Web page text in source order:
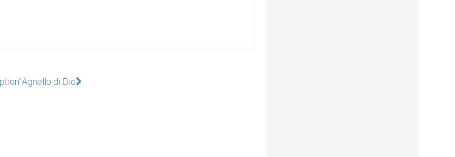
Agnello di Dio